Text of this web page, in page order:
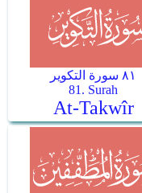
٨١ سورة التكوير
81. Surah
At-Takwîr